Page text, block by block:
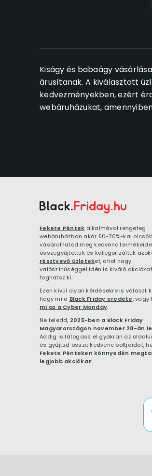
Kiságy és babaágy
árusítanak. A kiválasztott
kedvezményekben, ezért
webáruházukat,
Fekete Péntek alkalmával rengeteg
webáruházban akár 50-70%-kal
vásárolhatod meg kedvenc
összegyűjtöttük és kategorizáltuk
résztvevő üzleteket, ahol nagy
valószínűséggel idén is kiváló akciókat
foghatsz ki.
Ezen kívül olyan kérdésekre is választ
hogy mi a Black Friday eredete, vagy
mi az a Cyber Monday.
Ne feledd, 2025-ben a Black Friday
Magyarországon november 28-án
Addig is látogass el gyakran az
és gyűjtsd össze kedvenc boltjaidat,
Fekete Pénteken könnyedén
legjobb akciókat!